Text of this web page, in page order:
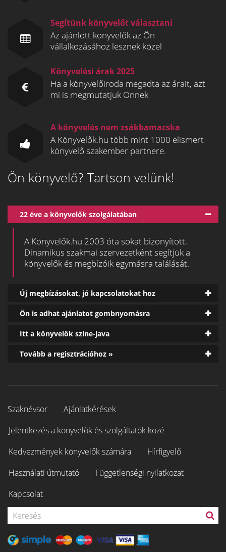
Segítünk könyvelőt választani
Az ajánlott könyvelők az Ön
vállalkozásához lesznek közel
Könyvelési árak 2025
Ha a könyvelőiroda megadta az árait, azt
mi is megmutatjuk Önnek
A könyvelés nem zsákbamacska
A Könyvelők.hu több mint 1000 elismert
könyvelő szakember partnere.
Ön könyvelő? Tartson velünk!
22 éve a könyvelők szolgálatában
A Könyvelők.hu 2003 óta sokat bizonyított.
Dinamikus szakmai szervezetként segítjük a
könyvelők és megbízóik egymásra találását.
Új megbízásokat, jó kapcsolatokat hoz
Ön is adhat ajánlatot gombnyomásra
Itt a könyvelők színe-java
Tovább a regisztrációhoz »
Szaknévsor
Ajánlatkérések
Jelentkezés a könyvelők és szolgáltatók közé
Kedvezmények könyvelők számára
Hírfigyelő
Használati útmutató
Függetlenségi nyilatkozat
Kapcsolat